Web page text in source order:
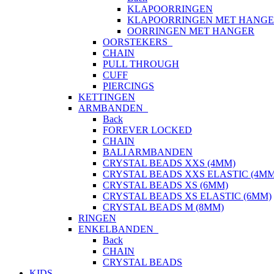
KLAPOORRINGEN
KLAPOORRINGEN MET
OORRINGEN MET HANGER
OORSTEKERS
CHAIN
PULL THROUGH
CUFF
PIERCINGS
KETTINGEN
ARMBANDEN
Back
FOREVER LOCKED
CHAIN
BALI ARMBANDEN
CRYSTAL BEADS XXS (4MM)
CRYSTAL BEADS XXS ELASTIC
CRYSTAL BEADS XS (6MM)
CRYSTAL BEADS XS ELASTIC (6MM)
CRYSTAL BEADS M (8MM)
RINGEN
ENKELBANDEN
Back
CHAIN
CRYSTAL BEADS